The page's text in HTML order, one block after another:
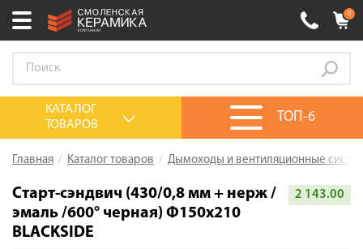
Выберите ваш город:
+7 (4812) 548-777
0 товаров на сумму0.00руб.
Акции
О компании
0
ТОП-6
КАТАЛОГ
ТОВАРОВ
Главная Каталог товаров Дымоходы и вентиляционные
Старт-сэндвич (430/0,8 мм + нерж /
эмаль /600° черная) Ф150х210
BLACKSIDE
2 143.00